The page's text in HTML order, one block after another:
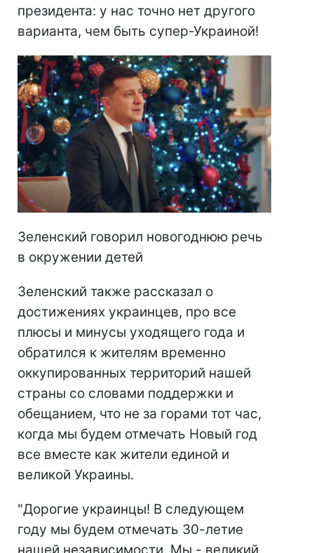
президента: у нас точно нет другого
варианта, чем быть супер-Украиной!
Зеленский говорил новогоднюю речь
в окружении детей
Зеленский также рассказал о
достижениях украинцев, про все
плюсы и минусы уходящего года и
обратился к жителям временно
оккупированных территорий нашей
страны со словами поддержки и
обещанием, что не за горами тот час,
когда мы будем отмечать Новый год
все вместе как жители единой и
великой Украины.
"Дорогие украинцы! В следующем
году мы будем отмечать 30-летие